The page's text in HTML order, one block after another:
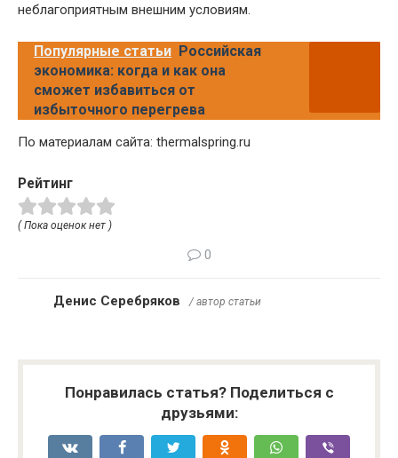
неблагоприятным внешним условиям.
Популярные статьи Российская
экономика: когда и как она
сможет избавиться от
избыточного перегрева
По материалам сайта: thermalspring.ru
Рейтинг
( Пока оценок нет )
0
Денис Серебряков / автор статьи
Понравилась статья? Поделиться с
друзьями: